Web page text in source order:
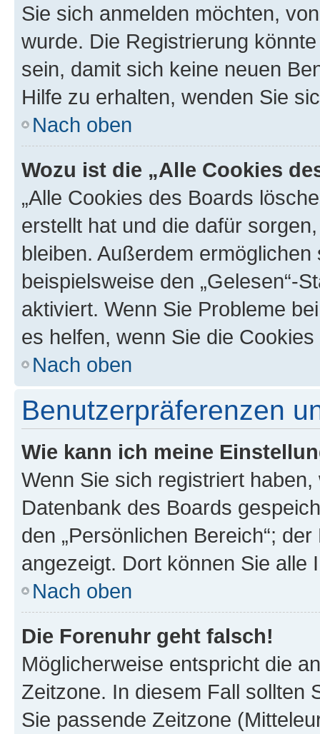
Sie sich anmelden möchten,
wurde. Die Registrierung
sein, damit sich keine neuen
Hilfe zu erhalten, wenden Sie
Nach oben
Wozu ist die „Alle Cookies
„Alle Cookies des Boards
erstellt hat und die dafür
bleiben. Außerdem
beispielsweise den „Gelesen“-
aktiviert. Wenn Sie Probleme
es helfen, wenn Sie die
Nach oben
Benutzerpräferenzen
Wie kann ich meine
Wenn Sie sich registriert
Datenbank des Boards
den „Persönlichen Bereich“;
angezeigt. Dort können Sie alle
Nach oben
Die Forenuhr geht falsch!
Möglicherweise entspricht die
Zeitzone. In diesem Fall sollten
Sie passende Zeitzone